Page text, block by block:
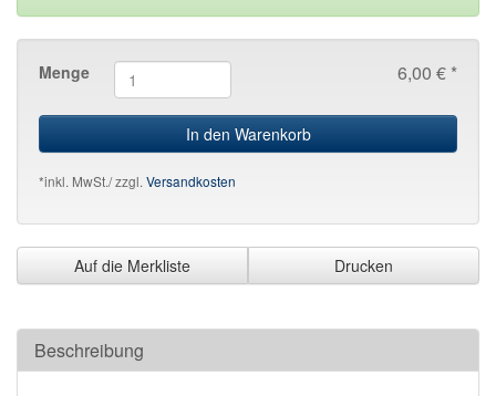
6,00 € *
Menge
In den Warenkorb
*inkl. MwSt./ zzgl.Versandkosten
Auf die Merkliste Drucken
Beschreibung